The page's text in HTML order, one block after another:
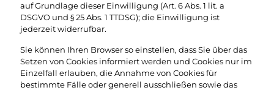
auf Grundlage dieser Einwilligung (Art. 6 Abs. 1 lit. a
DSGVO und § 25 Abs. 1 TTDSG); die Einwilligung ist
jederzeit widerrufbar.
Sie können Ihren Browser so einstellen, dass Sie über das
Setzen von Cookies informiert werden und Cookies nur im
Einzelfall erlauben, die Annahme von Cookies für
bestimmte Fälle oder generell ausschließen sowie das